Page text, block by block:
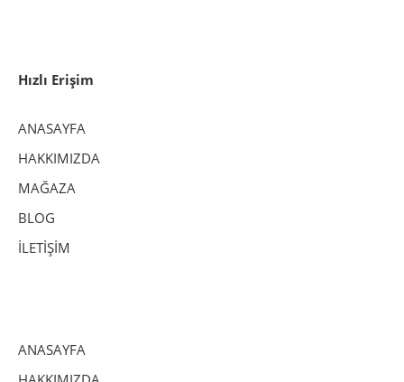
Hızlı Erişim
ANASAYFA
HAKKIMIZDA
MAĞAZA
BLOG
İLETİŞİM
ANASAYFA